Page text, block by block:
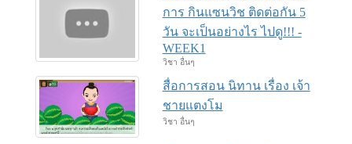
การ กินแซนวิช ติดต่อกัน 5
วัน จะเป็นอย่างไร ไปดู!!! -
WEEK1
วิชา อื่นๆ
สื่อการสอน นิทาน เรื่อง เจ้า
ชายแตงโม
วิชา อื่นๆ